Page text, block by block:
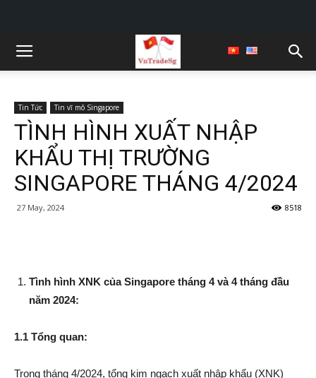
Tin Tức Tin vĩ mô Singapore
TÌNH HÌNH XUẤT NHẬP
KHẨU THỊ TRƯỜNG
SINGAPORE THÁNG 4/2024
27 May, 2024 8518
Tình hình XNK của Singapore tháng 4 và 4 tháng đầu
năm 2024:
1.1 Tổng quan:
Trong tháng 4/2024, tổng kim ngạch xuất nhập khẩu (XNK)